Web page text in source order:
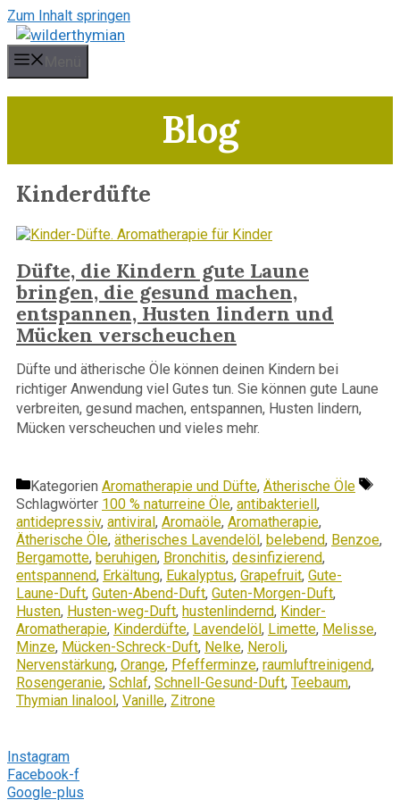
Zum Inhalt springen
Blog
Kinderdüfte
Düfte, die Kindern gute Laune
bringen, die gesund machen,
entspannen, Husten lindern und
Mücken verscheuchen
Düfte und ätherische Öle können deinen Kindern bei
richtiger Anwendung viel Gutes tun. Sie können gute Laune
verbreiten, gesund machen, entspannen, Husten lindern,
Mücken verscheuchen und vieles mehr.
Kategorien Aromatherapie und Düfte, Ätherische Öle
Schlagwörter 100 % naturreine Öle, antibakteriell ,
antidepressiv, antiviral , Aromaöle, Aromatherapie,
Ätherische Öle, ätherisches Lavendelöl , belebend, Benzoe,
Bergamotte, beruhigen, Bronchitis, desinfizierend,
entspannend, Erkältung, Eukalyptus, Grapefruit, Gute-
Laune-Duft, Guten-Abend-Duft, Guten-Morgen-Duft,
Husten, Husten-weg-Duft, hustenlindernd, Kinder-
Aromatherapie, Kinderdüfte, Lavendelöl , Limette, Melisse,
Minze, Mücken-Schreck-Duft, Nelke, Neroli,
Nervenstärkung, Orange, Pfefferminze, raumluftreinigend,
Rosengeranie, Schlaf, Schnell-Gesund-Duft, Teebaum,
Thymian linalool , Vanille, Zitrone
Instagram
Facebook-f
Google-plus